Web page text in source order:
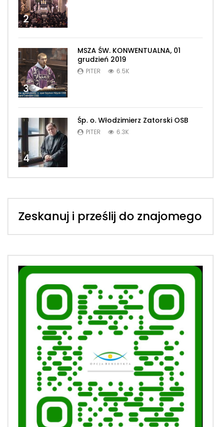
2
3
MSZA ŚW. KONWENTUALNA, 01
grudzień 2019
PITER 6.5K
4
Śp. o. Włodzimierz Zatorski OSB
PITER 6.3K
Zeskanuj i prześlij do znajomego